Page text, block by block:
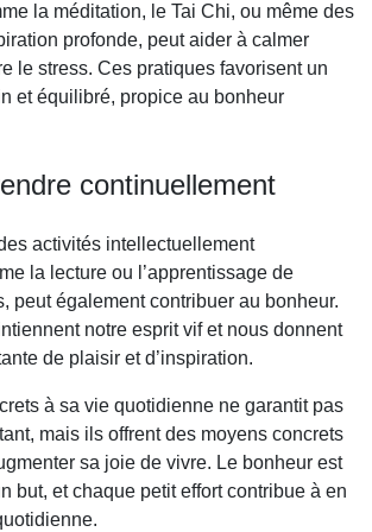
la méditation, le Tai Chi, ou même des
profonde, peut aider à calmer
le stress. Ces pratiques favorisent un
et équilibré, propice au bonheur
continuellement
activités intellectuellement
la lecture ou l’apprentissage de
peut également contribuer au bonheur.
notre esprit vif et nous donnent
de plaisir et d’inspiration.
à sa vie quotidienne ne garantit pas
mais ils offrent des moyens concrets
sa joie de vivre. Le bonheur est
but, et chaque petit effort contribue à en